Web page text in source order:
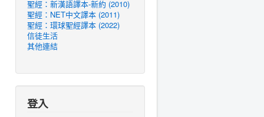
聖經：新漢語譯本-新約 (2010)
聖經：NET中文譯本 (2011)
聖經：環球聖經譯本 (2022)
信徒生活
其他連結
登入